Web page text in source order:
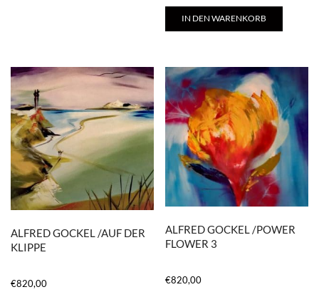
IN DEN WARENKORB
ALFRED GOCKEL /AUF DER
KLIPPE
€820,00
ALFRED GOCKEL /POWER
FLOWER 3
€820,00